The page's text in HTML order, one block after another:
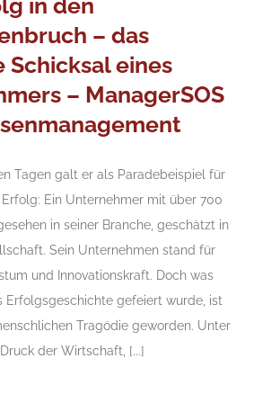
in den
– das
Schicksal eines
– ManagerSOS
Tagen galt er als Paradebeispiel für
Ein Unternehmer mit über 700
in seiner Branche, geschätzt in
Sein Unternehmen stand für
und Innovationskraft. Doch was
Erfolgsgeschichte gefeiert wurde, ist
Tragödie geworden. Unter
der Wirtschaft, [...]